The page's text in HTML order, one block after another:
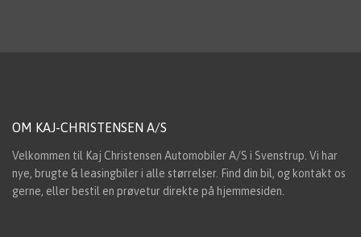
OM KAJ-CHRISTENSEN A/S
Velkommen til Kaj Christensen Automobiler A/S i Svenstrup. Vi har
nye, brugte & leasingbiler i alle størrelser. Find din bil, og kontakt os
gerne, eller bestil en prøvetur direkte på hjemmesiden.